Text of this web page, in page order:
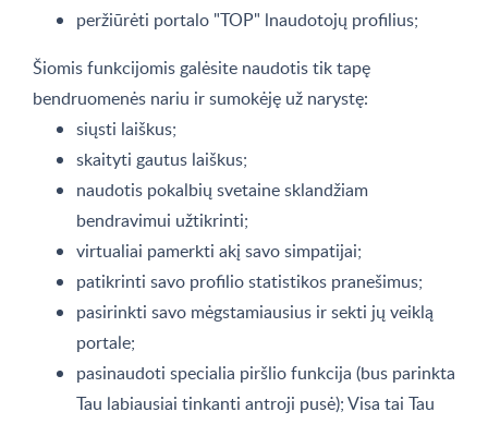
peržiūrėti portalo "TOP" lnaudotojų profilius;
Šiomis funkcijomis galėsite naudotis tik tapę
bendruomenės nariu ir sumokėję už narystę:
siųsti laiškus;
skaityti gautus laiškus;
naudotis pokalbių svetaine sklandžiam
bendravimui užtikrinti;
virtualiai pamerkti akį savo simpatijai;
patikrinti savo profilio statistikos pranešimus;
pasirinkti savo mėgstamiausius ir sekti jų veiklą
portale;
pasinaudoti specialia piršlio funkcija (bus parinkta
Tau labiausiai tinkanti antroji pusė); Visa tai Tau